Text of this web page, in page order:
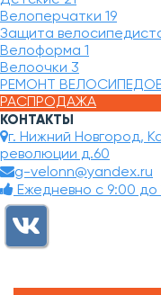
Велоперчатки 19
Защита
Велоформа 1
Велоочки 3
РЕМОНТ
РАСПРОДАЖА
КОНТАКТЫ
г. Нижний Новгород,
революции д.60
g-velonn@yandex.ru
Ежедневно с 9:00 до